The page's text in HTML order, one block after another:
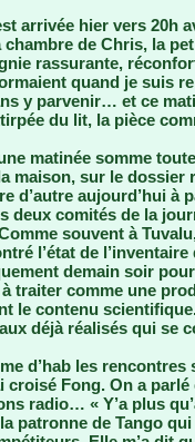
arrivée hier vers 20h
chambre de Chris, la
rassurante,
quand je suis
y parvenir… et ce
du lit, la pièce
matinée somme
maison, sur le dossier
d’autre aujourd’hui à
deux comités de la
souvent à
l’état de
demain soir
traiter comme une
le contenu
déjà réalisés qui se
d’hab les
croisé Fong. On a
radio… « Y’a plus
patronne de Tango